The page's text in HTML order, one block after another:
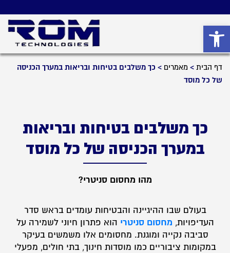
דף הבית > מאמרים > כך משלבים בטיחות ובריאות במערך הכניסה
של כל מוסד
כך משלבים בטיחות ובריאות
במערך הכניסה של כל מוסד
מהו מחסום סניטרי?
בעולם שבו ההיגיינה והבטיחות עומדים בראש סדר
העדיפויות, מחסום סניטרי הוא פתרון חיוני לשמירה על
סביבה נקייה ומוגנת. מחסומים אלו משמשים בעיקר
במקומות ציבוריים כמו מוסדות חינוך, בתי חולים, מפעלי
פתח סרגל נגישות